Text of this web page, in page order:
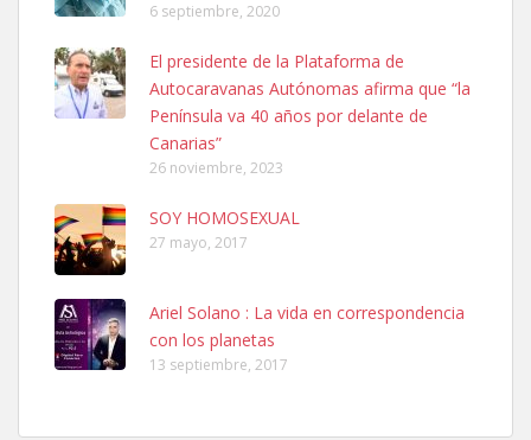
Ninfa perdida
El día 5 se los perdió una ninfa papillera, asustada tiene miedo a la
calle, se perdió por la zon...
Leales.org » Gran Canaria
6.7.2025
Adopcion
Busco casa de acogida para mi perrita ya que por temas de trabajo
no la puedo tener. Solo gente r...
6 septiembre, 2020
El presidente de la Plataforma de
Autocaravanas Autónomas afirma que “la
Península va 40 años por delante de
Canarias”
26 noviembre, 2023
SOY HOMOSEXUAL
27 mayo, 2017
Ariel Solano : La vida en correspondencia
con los planetas
13 septiembre, 2017